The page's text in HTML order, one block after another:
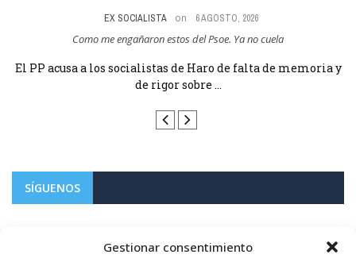
Gestionar consentimiento
EX SOCIALISTA on 6 AGOSTO, 2026
Como me engañaron estos del Psoe. Ya no cuela
El PP acusa a los socialistas de Haro de falta de memoria y
de rigor sobre ...
SÍGUENOS
1.10K+ FOLLOWERS